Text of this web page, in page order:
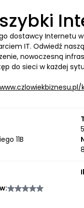
dostawcy Internetu
IT. Odwiedź
nowoczesną
do sieci w każdej
11B